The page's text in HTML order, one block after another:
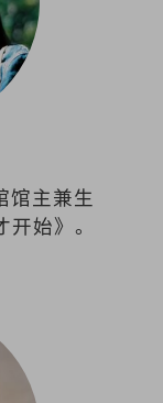
馆主兼生
始》。